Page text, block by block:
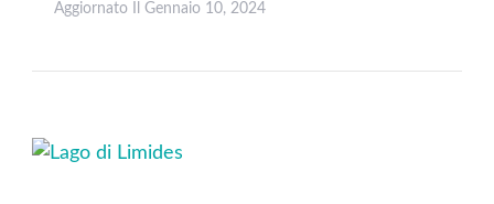
Aggiornato Il Gennaio 10, 2024